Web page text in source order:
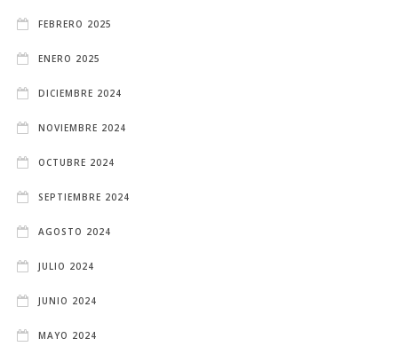
FEBRERO 2025
ENERO 2025
DICIEMBRE 2024
NOVIEMBRE 2024
OCTUBRE 2024
SEPTIEMBRE 2024
AGOSTO 2024
JULIO 2024
JUNIO 2024
MAYO 2024